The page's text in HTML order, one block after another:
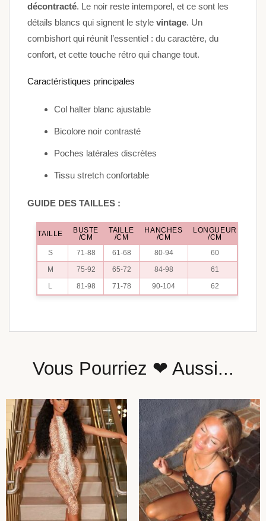
décontracté. Le noir reste intemporel, et ce sont les
détails blancs qui signent le style vintage. Un
combishort qui réunit l’essentiel : du caractère, du
confort, et cette touche rétro qui change tout.
Caractéristiques principales
Col halter blanc ajustable
Bicolore noir contrasté
Poches latérales discrètes
Tissu stretch confortable
GUIDE DES TAILLES :
TAILLE
BUSTE
/CM
TAILLE
/CM
HANCHES
/CM
LONGUEUR
/CM
S
71-88 61-68 80-94
60
M
75-92 65-72 84-98
61
L
81-98 71-78 90-104 62
Vous Pourriez ❤ Aussi...